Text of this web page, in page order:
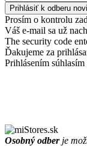
Prosím o kontrolu
Váš e-mail sa už
The security code
Ďakujeme za
Prihlásením súhlasím
Osobný odberje